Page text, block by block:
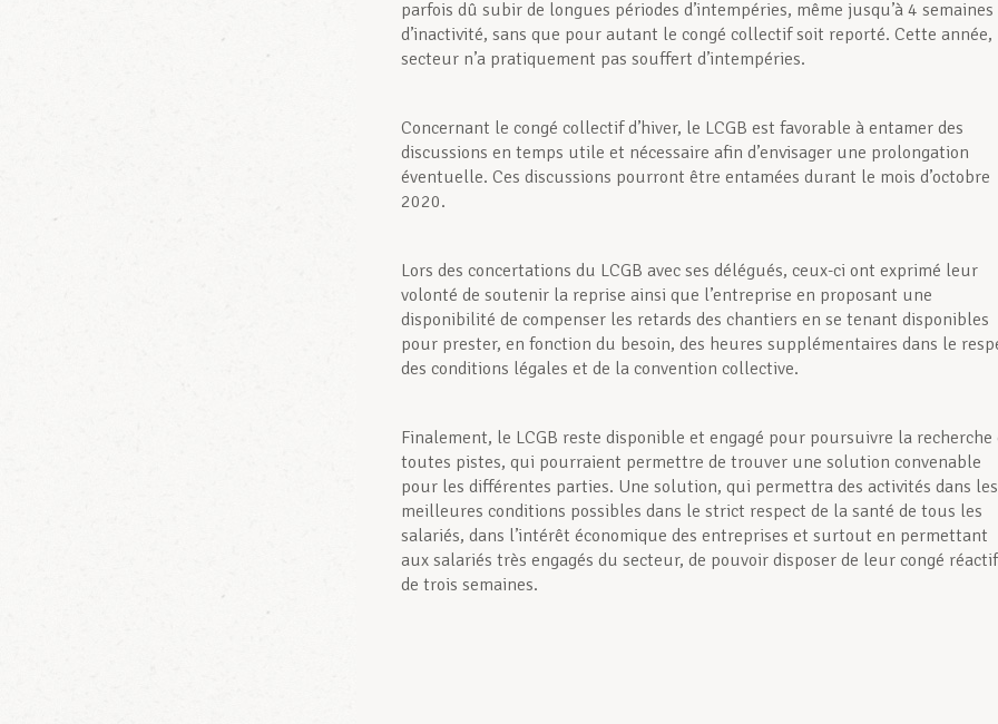
parfois dû subir de longues périodes d’intempéries, même jusqu’à 4 semaines
d’inactivité, sans que pour autant le congé collectif soit reporté. Cette année,
secteur n’a pratiquement pas souffert d’intempéries.
Concernant le congé collectif d’hiver, le LCGB est favorable à entamer des
discussions en temps utile et nécessaire afin d’envisager une prolongation
éventuelle. Ces discussions pourront être entamées durant le mois d’octobre
2020.
Lors des concertations du LCGB avec ses délégués, ceux-ci ont exprimé leur
volonté de soutenir la reprise ainsi que l’entreprise en proposant une
disponibilité de compenser les retards des chantiers en se tenant disponibles
pour prester, en fonction du besoin, des heures supplémentaires dans le
des conditions légales et de la convention collective.
Finalement, le LCGB reste disponible et engagé pour poursuivre la recherche
toutes pistes, qui pourraient permettre de trouver une solution convenable
pour les différentes parties. Une solution, qui permettra des activités dans les
meilleures conditions possibles dans le strict respect de la santé de tous les
salariés, dans l’intérêt économique des entreprises et surtout en permettant
aux salariés très engagés du secteur, de pouvoir disposer de leur congé réactif
de trois semaines.